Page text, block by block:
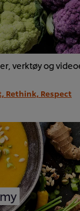
verktøy og
Rethink, Respect